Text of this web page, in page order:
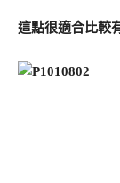
這點很適合比較